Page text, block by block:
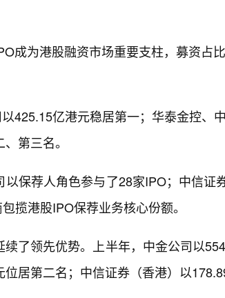
成为港股融资市场重要支柱，募资占
425.15亿港元稳居第一；华泰金控、
第三名。
保荐人角色参与了28家IPO；中信证
揽港股IPO保荐业务核心份额。
了领先优势。上半年，中金公司以
居第二名；中信证券（香港）以